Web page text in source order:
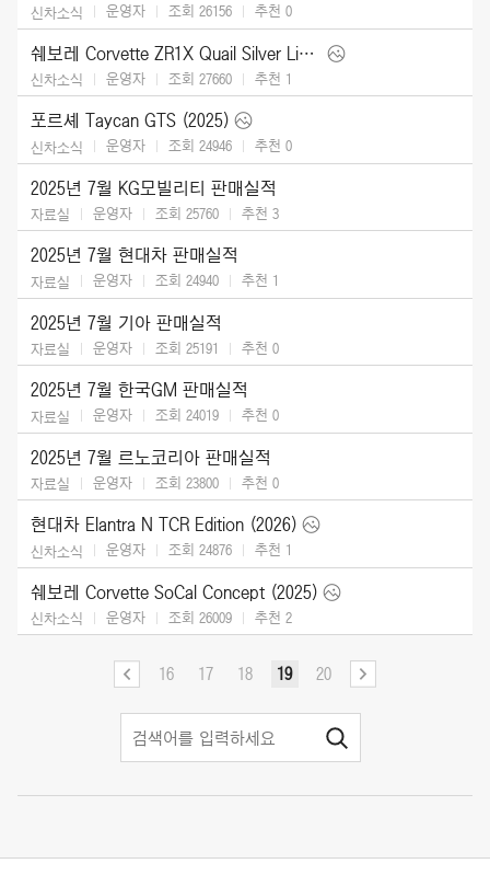
신차소식 운영자 조회 26156 추천 0
쉐보레 Corvette ZR1X Quail Silver Limited Edition (2026)
신차소식 운영자 조회 27660 추천 1
포르셰 Taycan GTS (2025)
신차소식 운영자 조회 24946 추천 0
2025년 7월 KG모빌리티 판매실적
자료실 운영자 조회 25760 추천 3
2025년 7월 현대차 판매실적
자료실 운영자 조회 24940 추천 1
2025년 7월 기아 판매실적
자료실 운영자 조회 25191 추천 0
2025년 7월 한국GM 판매실적
자료실 운영자 조회 24019 추천 0
2025년 7월 르노코리아 판매실적
자료실 운영자 조회 23800 추천 0
현대차 Elantra N TCR Edition (2026)
신차소식 운영자 조회 24876 추천 1
쉐보레 Corvette SoCal Concept (2025)
신차소식 운영자 조회 26009 추천 2
16 17 18 19 20